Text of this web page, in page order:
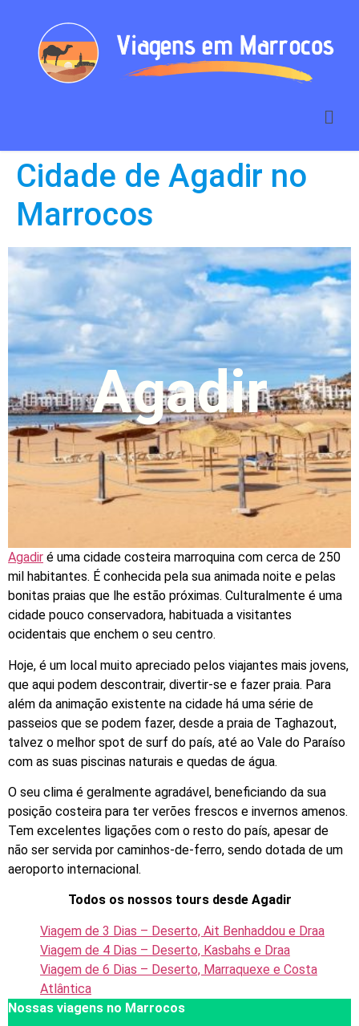
Cidade de Agadir no
Marrocos
Agadir
Agadir é uma cidade costeira marroquina com cerca de 250
mil habitantes. É conhecida pela sua animada noite e pelas
bonitas praias que lhe estão próximas. Culturalmente é uma
cidade pouco conservadora, habituada a visitantes
ocidentais que enchem o seu centro.
Hoje, é um local muito apreciado pelos viajantes mais jovens,
que aqui podem descontrair, divertir-se e fazer praia. Para
além da animação existente na cidade há uma série de
passeios que se podem fazer, desde a praia de Taghazout,
talvez o melhor spot de surf do país, até ao Vale do Paraíso
com as suas piscinas naturais e quedas de água.
O seu clima é geralmente agradável, beneficiando da sua
posição costeira para ter verões frescos e invernos amenos.
Tem excelentes ligações com o resto do país, apesar de
não ser servida por caminhos-de-ferro, sendo dotada de um
aeroporto internacional.
Todos os nossos tours desde Agadir
Viagem de 3 Dias – Deserto, Ait Benhaddou e Draa
Viagem de 4 Dias – Deserto, Kasbahs e Draa
Viagem de 6 Dias – Deserto, Marraquexe e Costa
Atlântica
Nossas viagens no Marrocos